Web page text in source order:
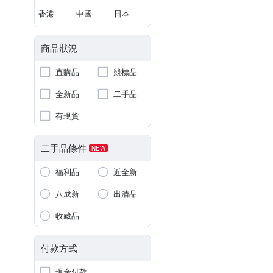
香港 中國 日本
商品狀況
直購品
競標品
全新品
二手品
有現貨
二手品條件 NEW
福利品
近全新
八成新
出清品
收藏品
付款方式